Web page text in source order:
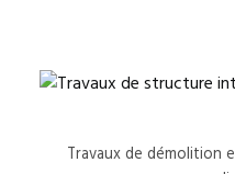
Travaux de démolition